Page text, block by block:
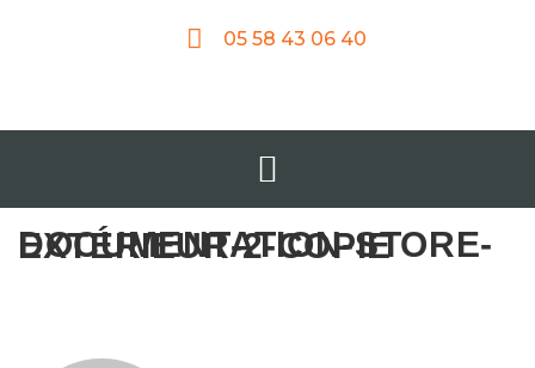
05 58 43 06 40
DOCUMENTATION-STORE-EXTÉRIEUR-2-COPIE